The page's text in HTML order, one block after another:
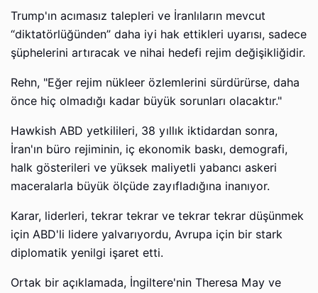
Trump'ın acımasız talepleri ve İranlıların mevcut
“diktatörlüğünden” daha iyi hak ettikleri uyarısı, sadece
şüphelerini artıracak ve nihai hedefi rejim değişikliğidir.
Rehn, "Eğer rejim nükleer özlemlerini sürdürürse, daha
önce hiç olmadığı kadar büyük sorunları olacaktır."
Hawkish ABD yetkilileri, 38 yıllık iktidardan sonra,
İran'ın büro rejiminin, iç ekonomik baskı, demografi,
halk gösterileri ve yüksek maliyetli yabancı askeri
maceralarla büyük ölçüde zayıfladığına inanıyor.
Karar, liderleri, tekrar tekrar ve tekrar tekrar düşünmek
için ABD'li lidere yalvarıyordu, Avrupa için bir stark
diplomatik yenilgi işaret etti.
Ortak bir açıklamada, İngiltere'nin Theresa May ve